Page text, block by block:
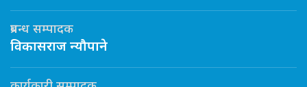
प्रबन्ध सम्पादक
विकासराज न्यौपाने